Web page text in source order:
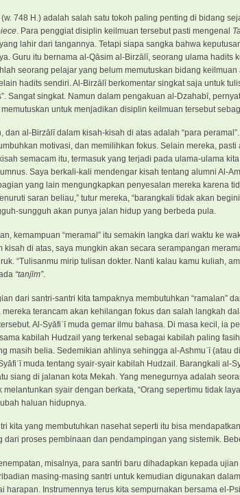
748 H.) adalah salah satu tokoh paling penting di bidang
. Para penggiat disiplin keilmuan tersebut pasti mengenal
lahir dari tangannya. Tetapi siapa sangka bahwa
Guru itu bernama al-Qāsim al-Birzālī, seorang ulama
seorang pelajar yang belum memutuskan bidang
hadits sendiri. Al-Birzālī berkomentar singkat saja untuk
Sangat singkat. Namun dalam pengakuan al-Dzahabī,
untuk menjadikan disiplin keilmuan tersebut
dan al-Birzālī dalam kisah-kisah di atas adalah “para
motivasi, dan memilihkan fokus. Selain mereka,
semacam itu, termasuk yang terjadi pada ulama-ulama
Saya berkali-kali mendengar kisah tentang alumni Al-
yang lain mengungkapkan penyesalan mereka karena
saran beliau,” tutur mereka, “barangkali tidak akan
sungguh akan punya jalan hidup yang berbeda pula.
kemampuan “meramal” itu semakin langka dari waktu ke
kisah di atas, saya mungkin akan secara serampangan
“Tulisanmu mirip tulisan dokter. Nanti kalau kamu kuliah,
“tanjīm”.
dari santri-santri kita tampaknya membutuhkan “ramalan”
terancam akan kehilangan fokus dan salah langkah
Al-Syāfiʿī muda gemar ilmu bahasa. Di masa kecil,
kabilah Hudzail yang terkenal sebagai kabilah paling
masih belia. Sedemikian ahlinya sehingga al-Ashmuʿī (atau
muda tentang syair-syair kabilah Hudzail. Barangkali
siang di jalanan kota Mekah. Yang menegurnya adalah
melantunkan syair dengan berkata, “Orang sepertimu tidak
haluan hidupnya.
kita yang membutuhkan nasehat seperti itu bisa
dari proses pembinaan dan pendampingan yang sistemik.
misalnya, para santri baru dihadapkan kepada
masing-masing santri untuk kemudian digunakan
harapan. Instrumennya terus kita sempurnakan bersama el-